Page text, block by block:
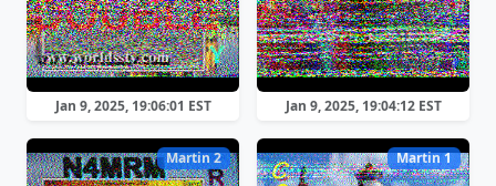
Jan 9, 2025, 19:06:01 EST Jan 9, 2025, 19:04:12 EST
Martin 2 Martin 1